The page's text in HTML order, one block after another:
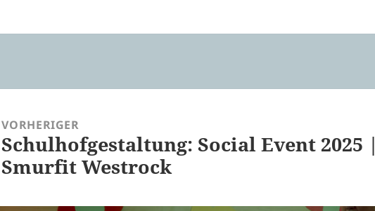
VORHERIGER
Vorheriger
Beitrag:
Schulhofgestaltung: Social Event 2025 |
Smurfit Westrock